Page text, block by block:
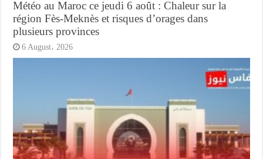
Météo au Maroc ce jeudi 6 août : Chaleur sur la
région Fès-Meknès et risques d’orages dans
plusieurs provinces
6 August، 2026